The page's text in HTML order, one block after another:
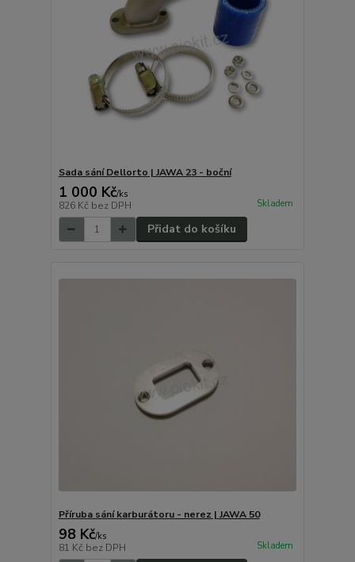
Sada sání Dellorto | JAWA 23 - boční
1 000 Kč/ks
826 Kč bez DPH Skladem
Přidat do košíku
Příruba sání karburátoru - nerez | JAWA 50
98 Kč/ks
81 Kč bez DPH Skladem